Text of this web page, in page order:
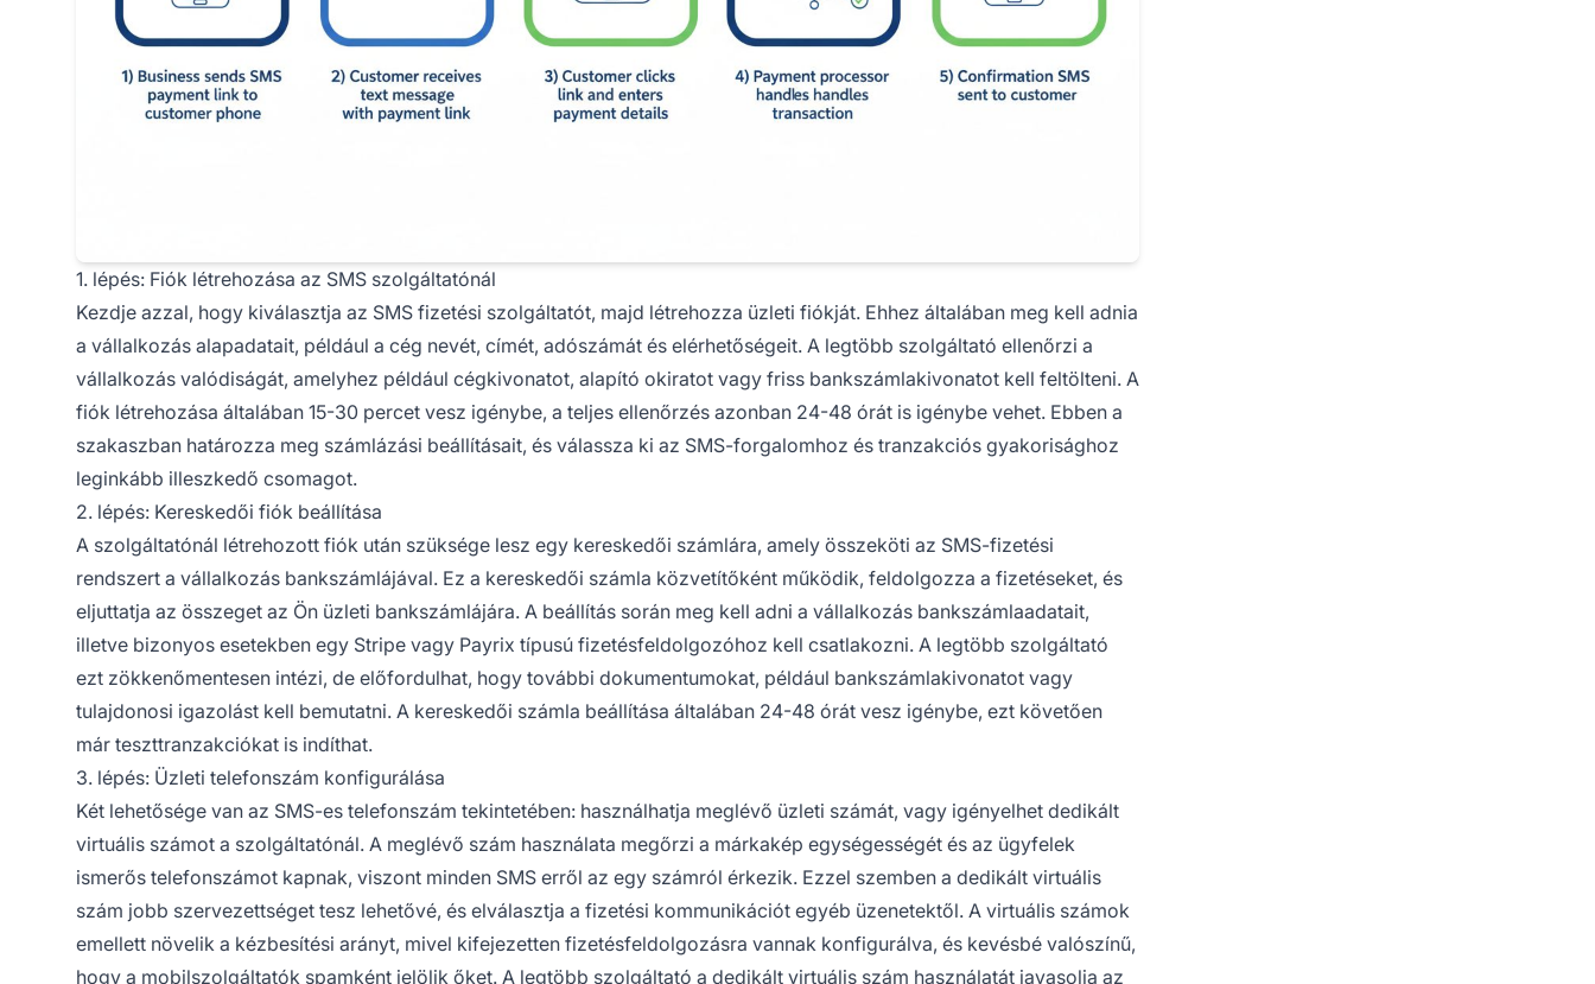
1. lépés: Fiók létrehozása az SMS szolgáltatónál
Kezdje azzal, hogy kiválasztja az SMS fizetési szolgáltatót, majd létrehozza üzleti fiókját. Ehhez általában meg kell adnia
a vállalkozás alapadatait, például a cég nevét, címét, adószámát és elérhetőségeit. A legtöbb szolgáltató ellenőrzi a
vállalkozás valódiságát, amelyhez például cégkivonatot, alapító okiratot vagy friss bankszámlakivonatot kell feltölteni. A
fiók létrehozása általában 15-30 percet vesz igénybe, a teljes ellenőrzés azonban 24-48 órát is igénybe vehet. Ebben a
szakaszban határozza meg számlázási beállításait, és válassza ki az SMS-forgalomhoz és tranzakciós gyakorisághoz
leginkább illeszkedő csomagot.
2. lépés: Kereskedői fiók beállítása
A szolgáltatónál létrehozott fiók után szüksége lesz egy kereskedői számlára, amely összeköti az SMS-fizetési
rendszert a vállalkozás bankszámlájával. Ez a kereskedői számla közvetítőként működik, feldolgozza a fizetéseket, és
eljuttatja az összeget az Ön üzleti bankszámlájára. A beállítás során meg kell adni a vállalkozás bankszámlaadatait,
illetve bizonyos esetekben egy Stripe vagy Payrix típusú fizetésfeldolgozóhoz kell csatlakozni. A legtöbb szolgáltató
ezt zökkenőmentesen intézi, de előfordulhat, hogy további dokumentumokat, például bankszámlakivonatot vagy
tulajdonosi igazolást kell bemutatni. A kereskedői számla beállítása általában 24-48 órát vesz igénybe, ezt követően
már teszttranzakciókat is indíthat.
3. lépés: Üzleti telefonszám konfigurálása
Két lehetősége van az SMS-es telefonszám tekintetében: használhatja meglévő üzleti számát, vagy igényelhet dedikált
virtuális számot a szolgáltatónál. A meglévő szám használata megőrzi a márkakép egységességét és az ügyfelek
ismerős telefonszámot kapnak, viszont minden SMS erről az egy számról érkezik. Ezzel szemben a dedikált virtuális
szám jobb szervezettséget tesz lehetővé, és elválasztja a fizetési kommunikációt egyéb üzenetektől. A virtuális számok
emellett növelik a kézbesítési arányt, mivel kifejezetten fizetésfeldolgozásra vannak konfigurálva, és kevésbé valószínű,
hogy a mobilszolgáltatók spamként jelölik őket. A legtöbb szolgáltató a dedikált virtuális szám használatát javasolja az